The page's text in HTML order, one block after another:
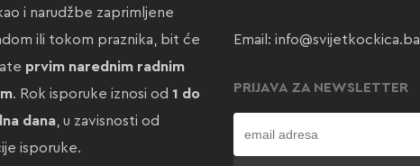
i narudžbe zaprimljene
ili tokom praznika, bit će
prvim narednim radnim
. Rok isporuke iznosi od 1 do
dana, u zavisnosti od
isporuke.
Email: info@svijetkockica.ba
PRIJAVA ZA NEWSLETTER